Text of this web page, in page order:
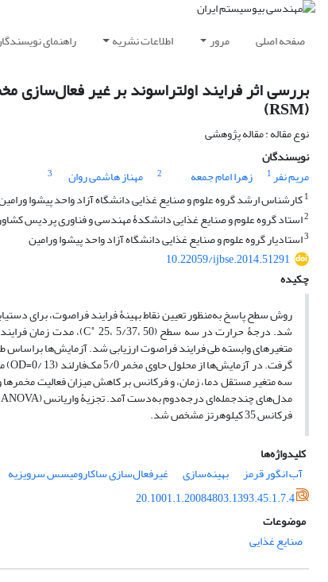
صفحه اصلی مرور اطلاعات نشریه راهنمای
بررسی اثر فرایند اولتراسو‌ند بر غیر
(RSM)
نوع مقاله : مقاله پژوهشی
نویسندگان
مریم نفر1 زهرا امام جمعه 2 مهناز هاشمی روان
3
1کارشناس ارشد گروه علوم و صنایع غذایی دانشگاه آزاد واحد پیشوا
2استاد گروه علوم و صنایع غذایی دانشکدۀ مهندسی و فناوری پردیس
3استادیار گروه علوم و صنایع غذایی دانشگاه آزاد واحد پیشوا ورامین
10.22059/ijbse.2014.51291
چکیده
روش سطح پاسخ به‌منظور تعیین نقاط بهینۀ فرایند فراصوت، برای
شد. درجۀ حرارت در سه سطح (C ◦
متغیرهای وابسته طی فرایند فراصوت ارزیابی شد. آزمایش‌ها
سه متغیر مستقل دما، زمان، و فرکانس بر کاهش میزان فعالیت مخمرها و
مدل‌‌های چندجمله‌‌ای درجه‌دوم به‌دست آمد. تجزیۀ واریانس (ANOVA) به‌منظور ارزیابی صحت و دقت مدل‌‌ها اجرا شد. مناسب‌ترین شرایط فرایند در دمای
فرکانس 35 کیلو‌هرتز مشخص شد.
کلیدواژه‌ها
آب انگور قرمز
بهینه‌سازی غیرفعال‌سازی ساکارومیسس سرویزیه
20.1001.1.20084803.1393.45.1.7.4
موضوعات
صنایع غذایی